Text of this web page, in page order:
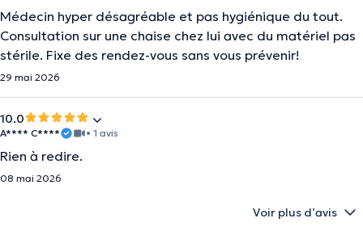
Médecin hyper désagréable et pas hygiénique du tout.
Consultation sur une chaise chez lui avec du matériel pas
stérile. Fixe des rendez-vous sans vous prévenir!
29 mai 2026
10.0
A**** C**** • 1 avis
Rien à redire.
08 mai 2026
Voir plus d’avis